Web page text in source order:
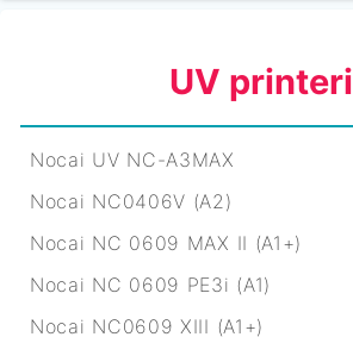
UV printeri
Nocai UV NC-A3MAX
Nocai NC0406V (A2)
Nocai NC 0609 MAX II (A1+)
Nocai NC 0609 PE3i (A1)
Nocai NC0609 XIII (A1+)